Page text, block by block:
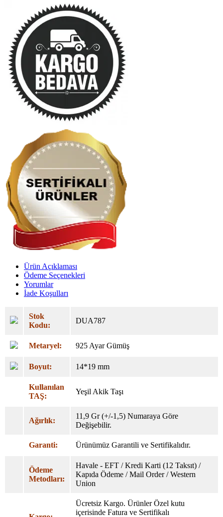
Ürün Açıklaması
Ödeme Seçenekleri
Yorumlar
İade Koşulları
Stok
Kodu:
DUA787
Metaryel: 925 Ayar Gümüş
Boyut: 14*19 mm
Kullanılan
TAŞ:
Yeşil Akik Taşı
Ağırlık:
11,9 Gr (+/-1,5) Numaraya Göre
Değişebilir.
Garanti: Ürünümüz Garantili ve Sertifikalıdır.
Ödeme
Metodları:
Havale - EFT / Kredi Karti (12 Taksıt) /
Kapıda Ödeme / Mail Order / Western
Union
Ücretsiz Kargo. Ürünler Özel kutu
içerisinde Fatura ve Sertifikalı